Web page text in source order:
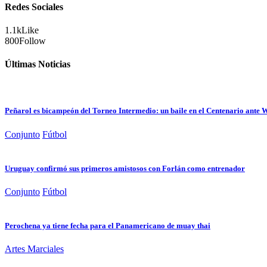
Redes Sociales
1.1kLike
800Follow
Últimas Noticias
Peñarol es bicampeón del Torneo Intermedio: un baile en el Centenario ante
Conjunto Fútbol
Uruguay confirmó sus primeros amistosos con Forlán como entrenador
Conjunto Fútbol
Perochena ya tiene fecha para el Panamericano de muay thai
Artes Marciales